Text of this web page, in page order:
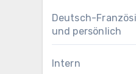
Deutsch-
und persönlich
Intern